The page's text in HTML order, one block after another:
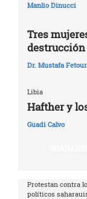
Manlio Dinucci
Tres
Dr. Mustafa
Libia
Hafther y
Guadi Calvo
Protestan contra
políticos